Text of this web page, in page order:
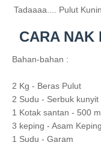
Tadaaaa.... Pulut
CARA NAK
Bahan-bahan :
2 Kg - Beras Pulut
2 Sudu - Serbuk kunyit
1 Kotak santan - 500
3 keping - Asam Keping
1 Sudu - Garam